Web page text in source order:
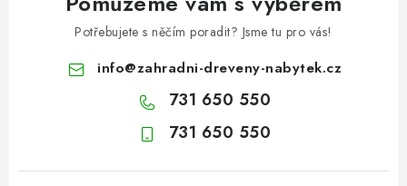
Potřebujete s něčím poradit? Jsme tu pro vás!
info@zahradni-dreveny-nabytek.cz
731 650 550
731 650 550